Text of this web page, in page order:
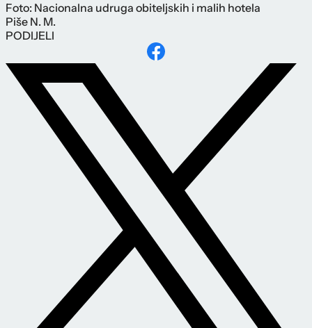
Foto: Nacionalna udruga obiteljskih i malih hotela
Piše N. M.
PODIJELI